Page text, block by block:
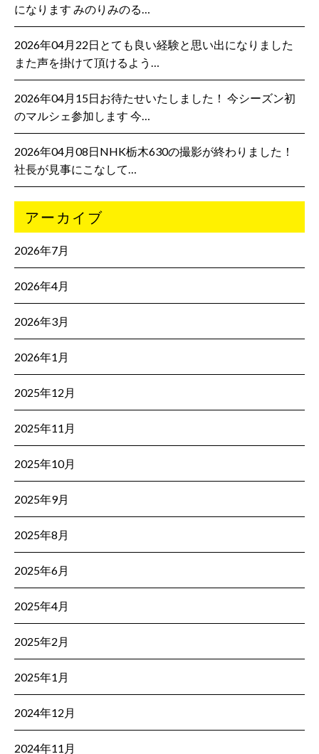
になります みのりみのる…
2026年04月22日とても良い経験と思い出になりました
また声を掛けて頂けるよう…
2026年04月15日お待たせいたしました！ 今シーズン初
のマルシェ参加します 今…
2026年04月08日NHK栃木630の撮影が終わりました！
社長が見事にこなして…
アーカイブ
2026年7月
2026年4月
2026年3月
2026年1月
2025年12月
2025年11月
2025年10月
2025年9月
2025年8月
2025年6月
2025年4月
2025年2月
2025年1月
2024年12月
2024年11月